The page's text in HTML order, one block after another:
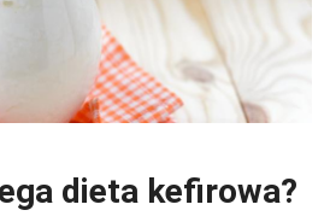
dieta kefirowa?